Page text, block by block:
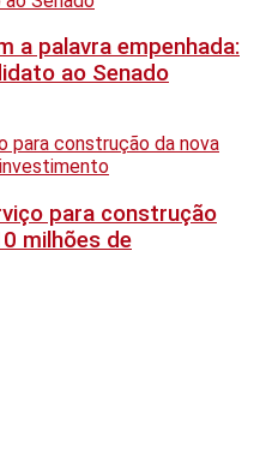
a palavra empenhada:
ao Senado
para construção
milhões de